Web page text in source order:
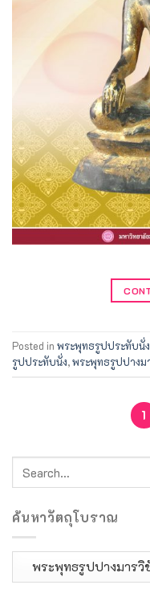
Posted in พระพุทธรูปประทับนั่ง
รูปประทับนั่ง,พระพุทธรูปปางม
1
ค้นหาวัตถุโบราณ